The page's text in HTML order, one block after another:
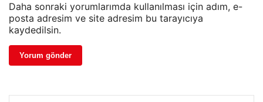
Daha sonraki yorumlarımda kullanılması için adım, e-
posta adresim ve site adresim bu tarayıcıya
kaydedilsin.